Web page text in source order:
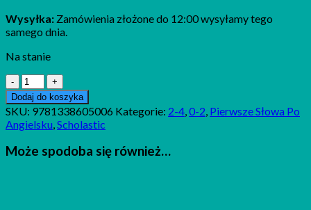
Wysyłka: Zamówienia złożone do 12:00 wysyłamy tego
samego dnia.
Na stanie
ilość
Hide-
and-
Seek
Baby
Shark!
(A
Dodaj do koszyka
SKU: 9781338605006 Kategorie: 2-4 0-2 Pierwsze Słowa Po
Angielsku Scholastic
Może spodoba się również…